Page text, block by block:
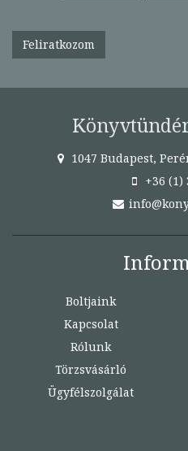
Feliratkozom
1047 Budapest,
+36 (1)
Boltjaink
Kapcsolat
Rólunk
Törzsvásárló
Ügyfélszolgálat